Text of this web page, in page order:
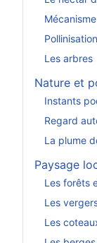
Les arbres
Nature et
Instants
Regard
La plume
Paysage
Les forêts
Les
Les